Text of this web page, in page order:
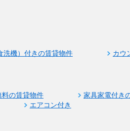
洗機）付きの賃貸物件
カウ
料の賃貸物件
家具家電付き
エアコン付き